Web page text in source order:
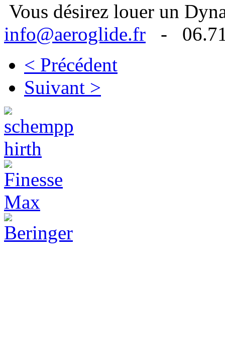
Vous désirez louer un
info@aeroglide.fr -
< Précédent
Suivant >